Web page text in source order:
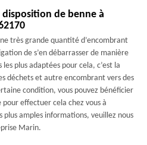
de benne à
très grande quantité d’encombrant
de s’en débarrasser de manière
plus adaptées pour cela, c’est la
déchets et autre encombrant vers des
condition, vous pouvez bénéficier
pour effectuer cela chez vous à
amples informations, veuillez nous
Marin.